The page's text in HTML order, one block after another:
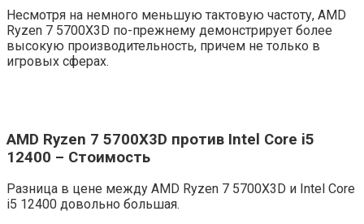
Несмотря на немного меньшую тактовую частоту, AMD
Ryzen 7 5700X3D по-прежнему демонстрирует более
высокую производительность, причем не только в
игровых сферах.
AMD Ryzen 7 5700X3D против Intel Core i5
12400 – Стоимость
Разница в цене между AMD Ryzen 7 5700X3D и Intel Core
i5 12400 довольно большая.